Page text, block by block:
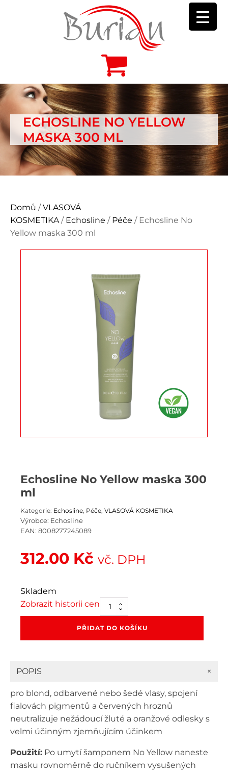
ECHOSLINE NO YELLOW
MASKA 300 ML
Domů /VLASOVÁ
KOSMETIKA / Echosline / Péče / Echosline No
Yellow maska 300 ml
Echosline No Yellow maska 300
ml
Kategorie: Echosline Péče VLASOVÁ KOSMETIKA
Výrobce: Echosline
EAN: 8008277245089
312.00 Kč vč. DPH
Skladem
Zobrazit historii cen Echosline
No
Yellow
PŘIDAT DO KOŠÍKU
POPIS +
pro blond, odbarvené nebo šedé vlasy, spojení
fialovách pigmentů a červených hroznů
neutralizuje nežádoucí žluté a oranžové odlesky s
velmi účinným zjemňujícím účinkem
Použití: Po umytí šamponem No Yellow naneste
masku rovnoměrně do ručníkem vysušených